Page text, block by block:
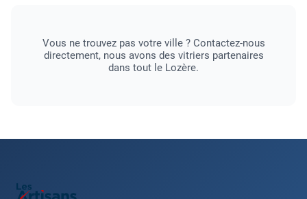
Vous ne trouvez pas votre ville ? Contactez-nous
directement, nous avons des vitriers partenaires
dans tout le Lozère.